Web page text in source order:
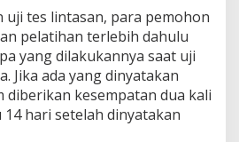
uji tes lintasan, para pemohon
pelatihan terlebih dahulu
yang dilakukannya saat uji
Jika ada yang dinyatakan
diberikan kesempatan dua kali
hari setelah dinyatakan